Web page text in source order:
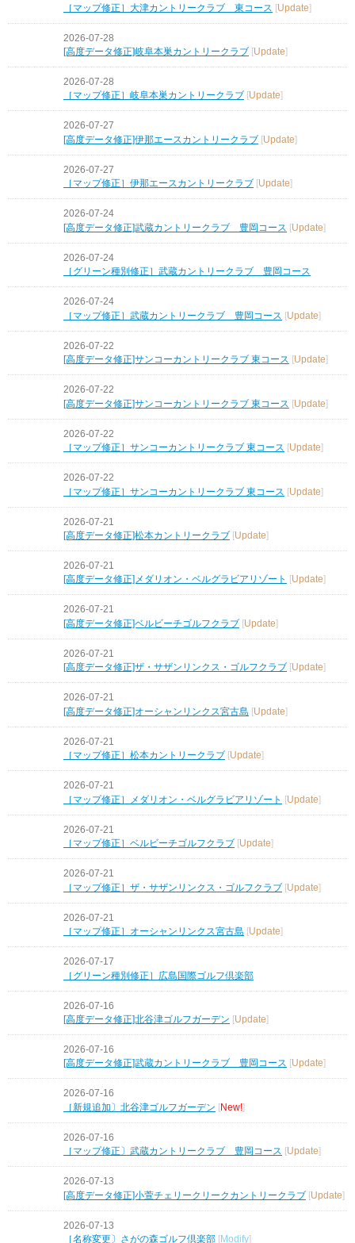
［マップ修正］大津カントリークラブ 東コース [Update]
2026-07-28
[高度データ修正]岐阜本巣カントリークラブ [Update]
2026-07-28
［マップ修正］岐阜本巣カントリークラブ
Update
2026-07-27
[高度データ修正]伊那エースカントリークラブ [Update]
2026-07-27
［マップ修正］伊那エースカントリークラブ
Update
2026-07-24
[高度データ修正]武蔵カントリークラブ 豊岡コース [Update]
2026-07-24
［グリーン種別修正］武蔵カントリークラブ 豊岡コース
2026-07-24
［マップ修正］武蔵カントリークラブ 豊岡コース [Update]
2026-07-22
[高度データ修正]サンコーカントリークラブ 東コース [Update]
2026-07-22
[高度データ修正]サンコーカントリークラブ 東コース [Update]
2026-07-22
［マップ修正］サンコーカントリークラブ 東コース [Update]
2026-07-22
［マップ修正］サンコーカントリークラブ 東コース [Update]
2026-07-21
[高度データ修正]松本カントリークラブ [Update]
2026-07-21
[高度データ修正]メダリオン・ベルグラビアリゾート
Update
2026-07-21
[高度データ修正]ベルビーチゴルフクラブ [Update]
2026-07-21
[高度データ修正]ザ・サザンリンクス・ゴルフクラブ
Update
2026-07-21
[高度データ修正]オーシャンリンクス宮古島 [Update]
2026-07-21
［マップ修正］松本カントリークラブ
Update
2026-07-21
［マップ修正］メダリオン・ベルグラビアリゾート
[Update]
2026-07-21
［マップ修正］ベルビーチゴルフクラブ [Update]
2026-07-21
［マップ修正］ザ・サザンリンクス・ゴルフクラブ [Update]
2026-07-21
［マップ修正］オーシャンリンクス宮古島 [Update]
2026-07-17
［グリーン種別修正］広島国際ゴルフ倶楽部
2026-07-16
[高度データ修正]北谷津ゴルフガーデン [Update]
2026-07-16
[高度データ修正]武蔵カントリークラブ 豊岡コース
Update
2026-07-16
［新規追加〕北谷津ゴルフガーデン [New!]
2026-07-16
［マップ修正〕武蔵カントリークラブ 豊岡コース
Update
2026-07-13
[高度データ修正]小萱チェリークリークカントリークラブ [Update]
2026-07-13
［名称変更〕さがの森ゴルフ倶楽部
Modify